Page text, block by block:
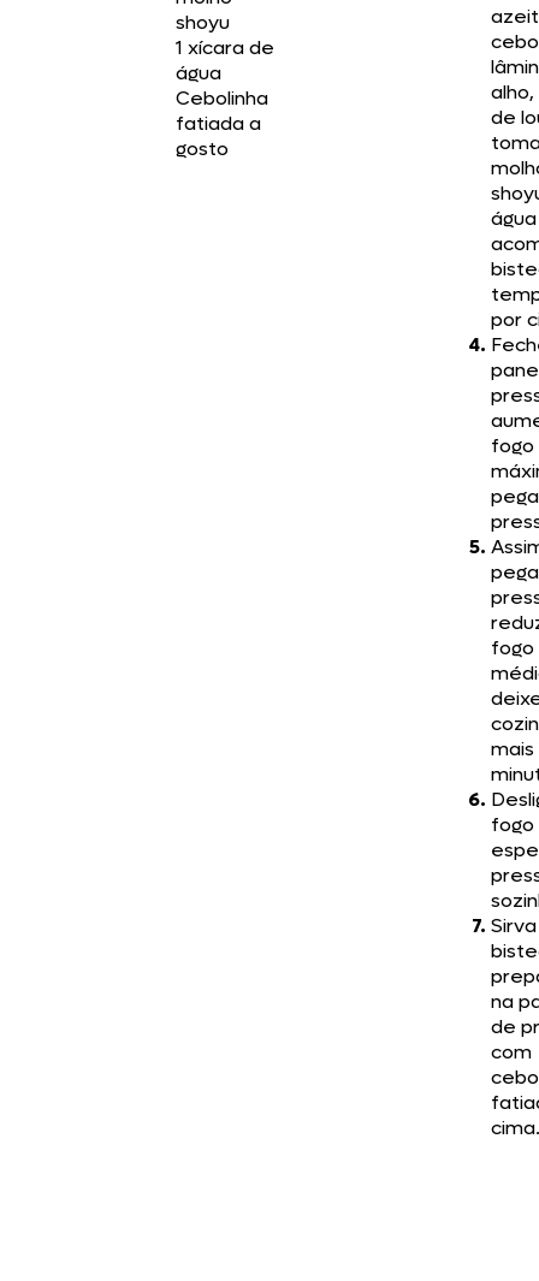
shoyu
1 xícara de
água
Cebolinha
fatiada a
gosto
de
por
fogo
fogo
mais
fogo
na
de
com
cima.